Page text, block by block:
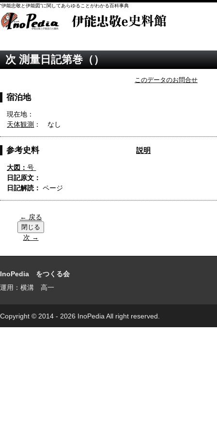
“伊能忠敬と伊能図”に関してあらゆることがわかる百科事典
次 測量日記第巻（）
このデータのお問合せ
宿泊地
現在地：
天体観測 ： なし
参考史料 説明
大図：号
日記原文：
日記解読： ページ
← 戻る
次 →
InoPedia をつくる会
運用：横溝 高一
Copyright © 2014 - 2026 InoPedia All right reserved.